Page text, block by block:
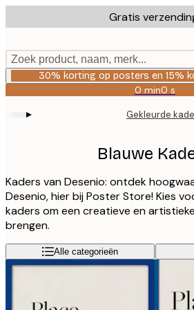
to
content.
Gratis
Zoek product, naam, merk...
30% korting op posters en 15%
0 min0 s
Geldig
tot:
2026-
06
▸ Gekleurde
Blauwe
Kaders van Desenio: ontdek
Desenio, hier bij Poster Store! Kies
kaders om een creatieve en
brengen.
Alle categorieën